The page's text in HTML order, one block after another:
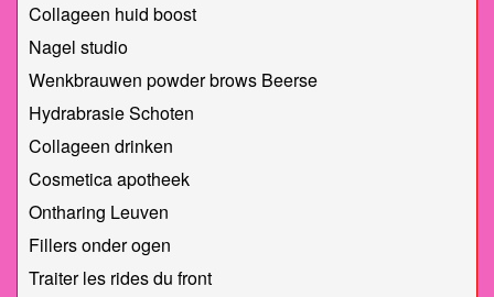
Collageen huid boost
Nagel studio
Wenkbrauwen powder brows Beerse
Hydrabrasie Schoten
Collageen drinken
Cosmetica apotheek
Ontharing Leuven
Fillers onder ogen
Traiter les rides du front